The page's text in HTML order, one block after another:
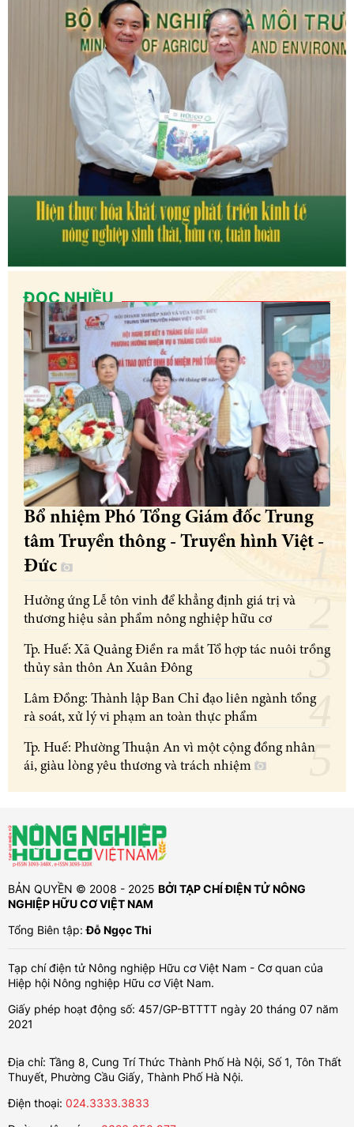
ĐỌC NHIỀU
Bổ nhiệm Phó Tổng Giám đốc Trung
tâm Truyền thông - Truyền hình Việt -
Đức
Hưởng ứng Lễ tôn vinh để khẳng định giá trị và
thương hiệu sản phẩm nông nghiệp hữu cơ
Tp. Huế: Xã Quảng Điền ra mắt Tổ hợp tác nuôi trồng
thủy sản thôn An Xuân Đông
Lâm Đồng: Thành lập Ban Chỉ đạo liên ngành tổng
rà soát, xử lý vi phạm an toàn thực phẩm
Tp. Huế: Phường Thuận An vì một cộng đồng nhân
ái, giàu lòng yêu thương và trách nhiệm
BẢN QUYỀN © 2008 - 2025 BỞI TẠP CHÍ ĐIỆN TỬ NÔNG
NGHIỆP HỮU CƠ VIỆT NAM
Tổng Biên tập:Đỗ Ngọc Thi
Tạp chí điện tử Nông nghiệp Hữu cơ Việt Nam - Cơ quan của
Hiệp hội Nông nghiệp Hữu cơ Việt Nam.
Giấy phép hoạt động số: 457/GP-BTTTT ngày 20 tháng 07 năm
2021
Địa chỉ: Tầng 8, Cung Trí Thức Thành Phố Hà Nội, Số 1, Tôn Thất
Thuyết, Phường Cầu Giấy, Thành Phố Hà Nội.
Điện thoại: 024.3333.3833